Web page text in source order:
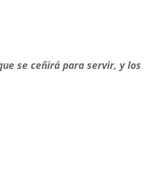
se ceñirá para servir, y los